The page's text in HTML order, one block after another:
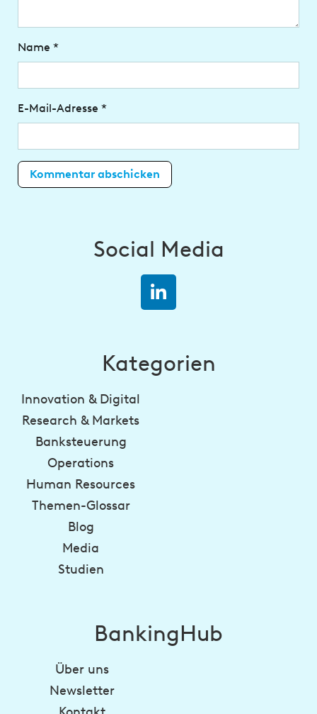
Name *
E-Mail-Adresse *
Social Media
Kategorien
Innovation & Digital
Research & Markets
Banksteuerung
Operations
Human Resources
Themen-Glossar
Blog
Media
Studien
BankingHub
Über uns
Newsletter